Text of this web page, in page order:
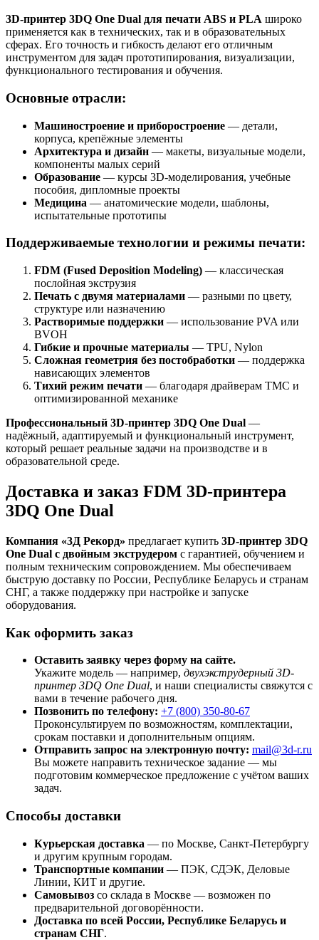
3D-принтер 3DQ One Dual для печати ABS и PLA широко
применяется как в технических, так и в образовательных
сферах. Его точность и гибкость делают его отличным
инструментом для задач прототипирования, визуализации,
функционального тестирования и обучения.
Основные отрасли:
Машиностроение и приборостроение — детали,
корпуса, крепёжные элементы
Архитектура и дизайн — макеты, визуальные модели,
компоненты малых серий
Образование — курсы 3D-моделирования, учебные
пособия, дипломные проекты
Медицина — анатомические модели, шаблоны,
испытательные прототипы
Поддерживаемые технологии и режимы печати:
FDM (Fused Deposition Modeling) — классическая
послойная экструзия
Печать с двумя материалами — разными по цвету,
структуре или назначению
Растворимые поддержки — использование PVA или
BVOH
Гибкие и прочные материалы — TPU, Nylon
Сложная геометрия без постобработки — поддержка
нависающих элементов
Тихий режим печати — благодаря драйверам TMC и
оптимизированной механике
Профессиональный 3D-принтер 3DQ One Dual —
надёжный, адаптируемый и функциональный инструмент,
который решает реальные задачи на производстве и в
образовательной среде.
Доставка и заказ FDM 3D-принтера
3DQ One Dual
Компания «3Д Рекорд» предлагает купить 3D-принтер 3DQ
One Dual с двойным экструдером с гарантией, обучением и
полным техническим сопровождением. Мы обеспечиваем
быструю доставку по России, Республике Беларусь и странам
СНГ, а также поддержку при настройке и запуске
оборудования.
Как оформить заказ
Оставить заявку через форму на сайте.
Укажите модель — например, двухэкструдерный 3D-
принтер 3DQ One Dual, и наши специалисты свяжутся с
вами в течение рабочего дня.
Позвонить по телефону: +7 (800) 350-80-67
Проконсультируем по возможностям, комплектации,
срокам поставки и дополнительным опциям.
Отправить запрос на электронную почту: mail@3d-r.ru
Вы можете направить техническое задание — мы
подготовим коммерческое предложение с учётом ваших
задач.
Способы доставки
Курьерская доставка — по Москве, Санкт-Петербургу
и другим крупным городам.
Транспортные компании — ПЭК, СДЭК, Деловые
Линии, КИТ и другие.
Самовывоз со склада в Москве — возможен по
предварительной договорённости.
Доставка по всей России, Республике Беларусь и
странам СНГ.